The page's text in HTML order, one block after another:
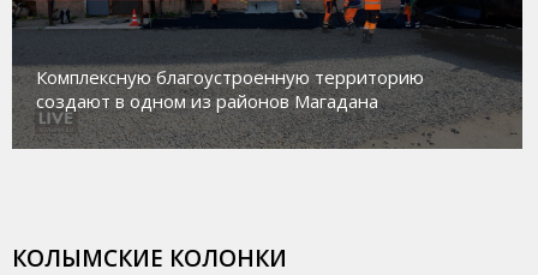
Магадан присоединился к пилотному проекту по
работе с несовершеннолетними из групп
социального риска «Переправа»
КОЛЫМСКИЕ КОЛОНКИ